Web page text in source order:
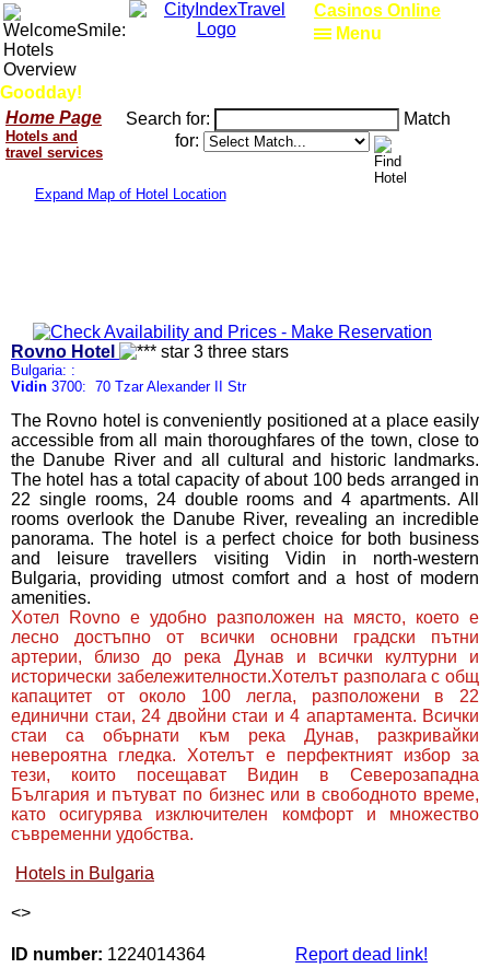
Goodday!
Casinos Online
Home Page
Hotels and
travel services
Search for:
Match
for:
Expand Map of Hotel Location
Rovno Hotel
Bulgaria: :
Vidin 3700: 70 Tzar Alexander II Str
The Rovno hotel is conveniently positioned at a place easily
accessible from all main thoroughfares of the town, close to
the Danube River and all cultural and historic landmarks.
The hotel has a total capacity of about 100 beds arranged in
22 single rooms, 24 double rooms and 4 apartments. All
rooms overlook the Danube River, revealing an incredible
panorama. The hotel is a perfect choice for both business
and leisure travellers visiting Vidin in north-western
Bulgaria, providing utmost comfort and a host of modern
amenities.
Хотел Rovno е удобно разположен на място, което е
лесно достъпно от всички основни градски пътни
артерии, близо до река Дунав и всички културни и
исторически забележителности.Хотелът разполага с общ
капацитет от около 100 легла, разположени в 22
единични стаи, 24 двойни стаи и 4 апартамента. Всички
стаи са обърнати към река Дунав, разкривайки
невероятна гледка. Хотелът е перфектният избор за
тези, които посещават Видин в Северозападна
България и пътуват по бизнес или в свободното време,
като осигурява изключителен комфорт и множество
съвременни удобства.
Hotels in Bulgaria
<>
ID number: 1224014364 Report dead link!
Menu